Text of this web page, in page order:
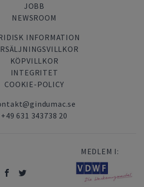
JOBB
NEWSROOM
INFORMATION
KÖPVILLKOR
INTEGRITET
COOKIE-POLICY
+49 631 343738 20
MEDLEM I: